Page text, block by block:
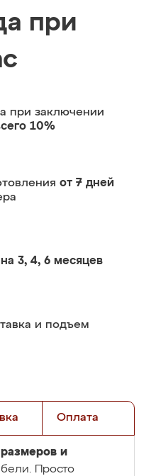
при
при заключении
10%
от 7 дней
на 3, 4, 6 месяцев
и подъем
Оплата
размеров и
Просто